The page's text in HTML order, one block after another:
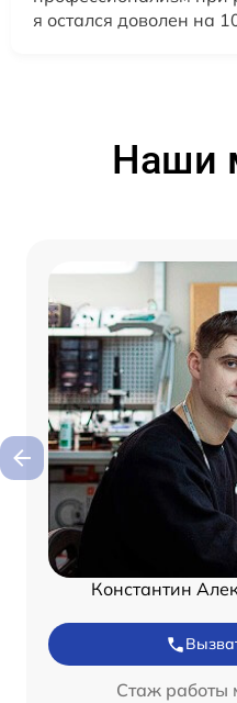
я остался доволен на
Наши
Константин
Стаж работы